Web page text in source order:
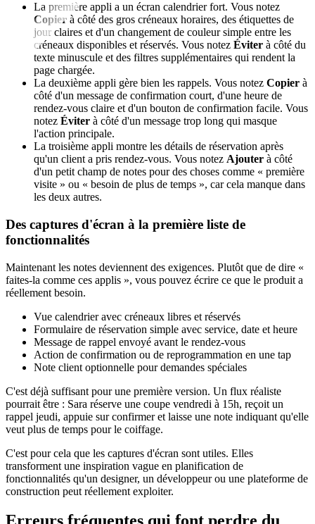
La première appli a un écran calendrier fort. Vous notez
Copier à côté des gros créneaux horaires, des étiquettes de
jour claires et d'un changement de couleur simple entre les
créneaux disponibles et réservés. Vous notez Éviter à côté du
texte minuscule et des filtres supplémentaires qui rendent la
page chargée.
La deuxième appli gère bien les rappels. Vous notez Copier à
côté d'un message de confirmation court, d'une heure de
rendez-vous claire et d'un bouton de confirmation facile. Vous
notez Éviter à côté d'un message trop long qui masque
l'action principale.
La troisième appli montre les détails de réservation après
qu'un client a pris rendez-vous. Vous notez Ajouter à côté
d'un petit champ de notes pour des choses comme « première
visite » ou « besoin de plus de temps », car cela manque dans
les deux autres.
Des captures d'écran à la première liste de
fonctionnalités
Maintenant les notes deviennent des exigences. Plutôt que de dire «
faites-la comme ces applis », vous pouvez écrire ce que le produit a
réellement besoin.
Vue calendrier avec créneaux libres et réservés
Formulaire de réservation simple avec service, date et heure
Message de rappel envoyé avant le rendez-vous
Action de confirmation ou de reprogrammation en une tap
Note client optionnelle pour demandes spéciales
C'est déjà suffisant pour une première version. Un flux réaliste
pourrait être : Sara réserve une coupe vendredi à 15h, reçoit un
rappel jeudi, appuie sur confirmer et laisse une note indiquant qu'elle
veut plus de temps pour le coiffage.
C'est pour cela que les captures d'écran sont utiles. Elles
transforment une inspiration vague en planification de
fonctionnalités qu'un designer, un développeur ou une plateforme de
construction peut réellement exploiter.